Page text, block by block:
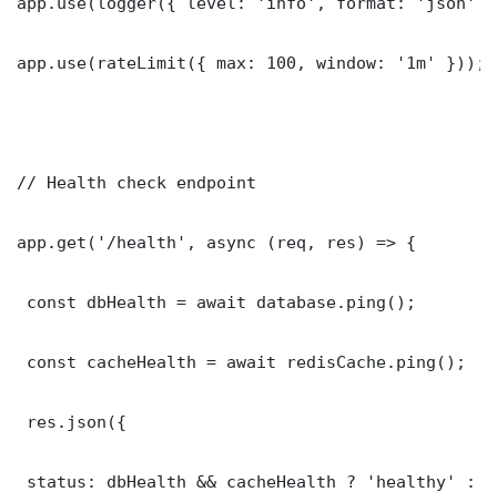
app.use(rateLimit({ max: 100, window: '1m' }));
// Health check endpoint
app.get('/health', async (req, res) => {
const dbHealth = await database.ping();
const cacheHealth = await redisCache.ping();
res.json({
status: dbHealth && cacheHealth ? 'healthy' :